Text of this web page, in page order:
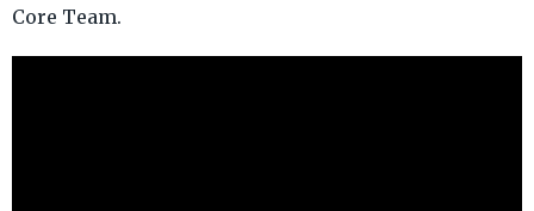
Core Team.